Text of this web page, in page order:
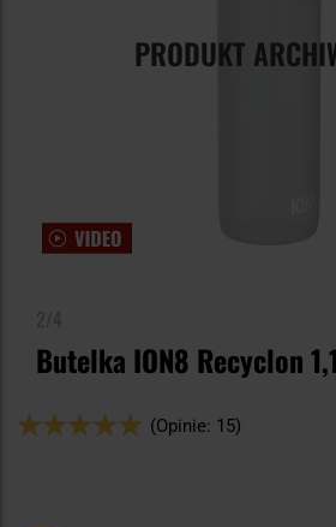
PRODUKT
Butelka ION8 Recyclon
Ocena:
(Opinie: 15)